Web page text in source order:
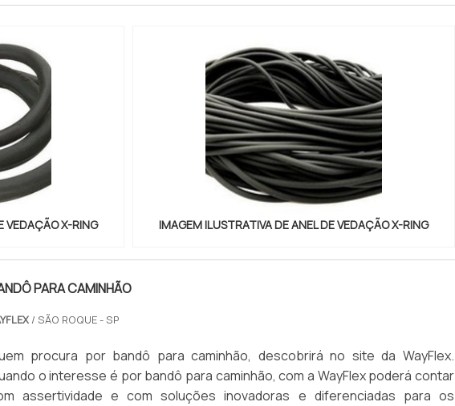
VEDAÇÃO X-RING IMAGEM ILUSTRATIVA DE ANEL DE VEDAÇÃO X-RING
PARA CAMINHÃO
/ SÃO ROQUE - SP
procura por bandô para caminhão, descobrirá no site da WayFlex.
o interesse é por bandô para caminhão, com a WayFlex poderá contar
assertividade e com soluções inovadoras e diferenciadas para os